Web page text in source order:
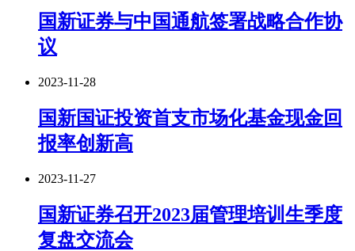
国新证券与中国通航签署战略合作协
议
2023-11-28
国新国证投资首支市场化基金现金回
报率创新高
2023-11-27
国新证券召开2023届管理培训生季度
复盘交流会